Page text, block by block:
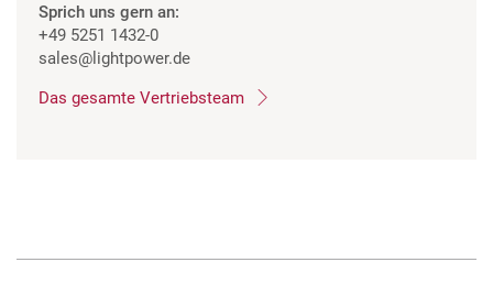
Sprich uns gern an:
+49 5251 1432-0
sales@lightpower.de
Das gesamte Vertriebsteam